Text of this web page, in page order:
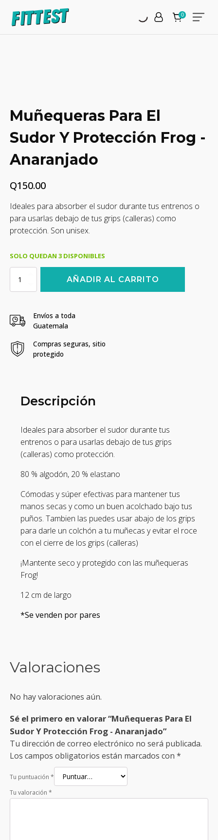
Muñequeras Para El
Sudor Y Protección Frog -
Anaranjado
Q150.00
Ideales para absorber el sudor durante tus entrenos o
para usarlas debajo de tus grips (calleras) como
protección. Son unisex.
SOLO QUEDAN 3 DISPONIBLES
Muñequeras
Para
El
Protección
Anaranjado
cantidad
AÑADIR AL CARRITO
Envíos a toda
Guatemala
Compras seguras, sitio
protegido
Descripción
Ideales para absorber el sudor durante tus
entrenos o para usarlas debajo de tus grips
(calleras) como protección.
80 % algodón, 20 % elastano
Cómodas y súper efectivas para mantener tus
manos secas y como un buen acolchado bajo tus
puños. Tambien las puedes usar abajo de los grips
para darle un colchón a tu muñecas y evitar el roce
con el cierre de los grips (calleras)
¡Mantente seco y protegido con las muñequeras
Frog!
12 cm de largo
*Se venden por pares
Valoraciones
No hay valoraciones aún.
Sé el primero en valorar “Muñequeras Para El
Sudor Y Protección Frog - Anaranjado”
Tu dirección de correo electrónico no será publicada.
Los campos obligatorios están marcados con *
Tu puntuación *
Tu valoración *